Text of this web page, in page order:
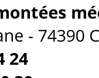
- 74390
24